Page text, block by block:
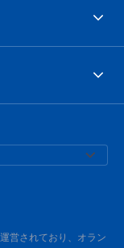
営されており、オラン